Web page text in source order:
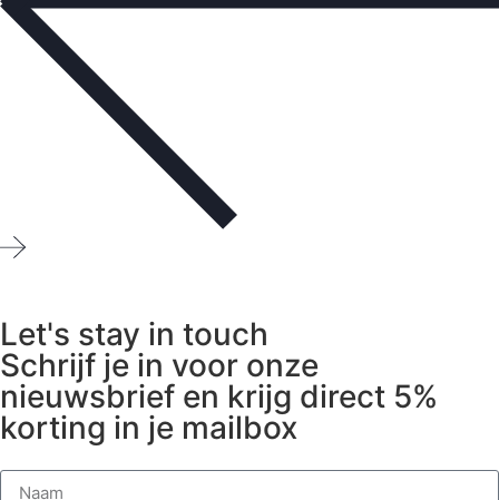
Let's stay in touch
Schrijf je in voor onze
nieuwsbrief en krijg direct 5%
korting in je mailbox